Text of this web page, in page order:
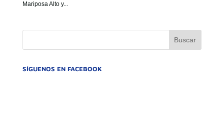
Mariposa Alto y...
SÍGUENOS EN FACEBOOK